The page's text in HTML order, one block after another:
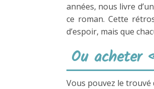
années, nous livre
ce roman. Cette
d’espoir, mais que
Ou acheter
Vous pouvez le trouvé